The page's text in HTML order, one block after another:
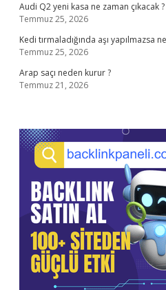
Audi Q2 yeni kasa ne zaman çıkacak ?
Temmuz 25, 2026
Kedi tırmaladığında aşı yapılmazsa
Temmuz 25, 2026
Arap saçı neden kurur ?
Temmuz 21, 2026